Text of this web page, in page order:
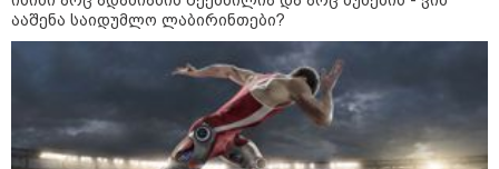
მკვლელობა პირდაპირ ეთერში:
ცნობილ "ტიკტოკერს" ლაივის
დროს ესროლეს, ის ადგილზე
გარდაიცვალა - რას ამბობს
მომხდარზე მექსიკის პოლიცია
კატეგორიის ყველა სიახლე
ააშენა საიდუმლო ლაბირინთები?